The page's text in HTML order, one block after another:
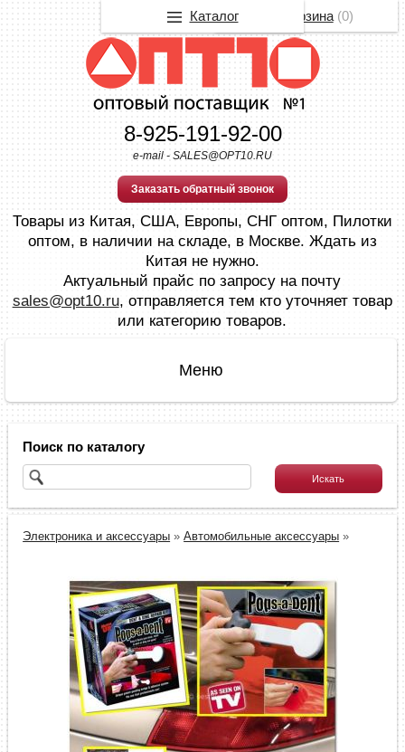
8-925-191-92-00
e-mail - SALES@OPT10.RU
Заказать обратный звонок
Товары из Китая, США, Европы, СНГ оптом, Пилотки
оптом, в наличии на складе, в Москве. Ждать из
Китая не нужно.
Актуальный прайс по запросу на почту
sales@opt10.ru, отправляется тем кто уточняет товар
или категорию товаров.
Поиск по каталогу
Электроника и аксессуары »Автомобильные аксессуары »
Корзина(0)
Каталог